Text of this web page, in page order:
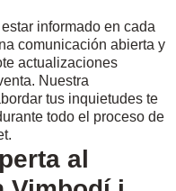
informado en cada
comunicación abierta y
actualizaciones
Nuestra
tus inquietudes te
todo el proceso de
al